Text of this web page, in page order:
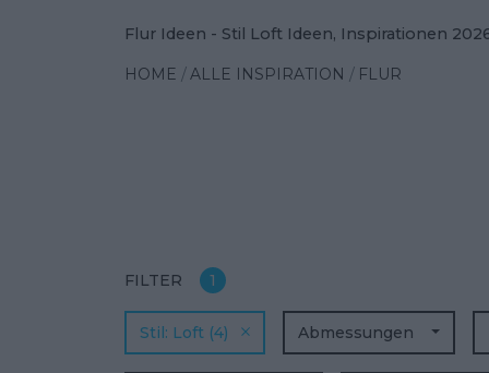
Flur Ideen - Stil Loft Ideen, Inspirationen
HOME ALLE INSPIRATION FLUR
FILTER 1
Loft (4)
Stil Abmessungen